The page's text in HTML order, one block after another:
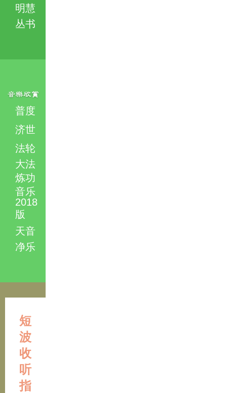
明慧
丛书
普度
济世
法轮
大法
炼功
音乐
2018
版
天音
净乐
短
波
收
听
指